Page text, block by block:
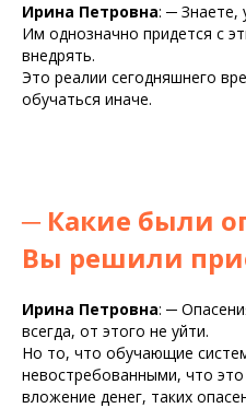
Ирина Петровна: ─ Знаете,
Им однозначно придется с
внедрять.
Это реалии сегодняшнего
обучаться иначе.
─ Какие были
Вы решили
Ирина Петровна: ─
всегда, от этого не уйти.
Но то, что обучающие
невостребованными, что
вложение денег, таких